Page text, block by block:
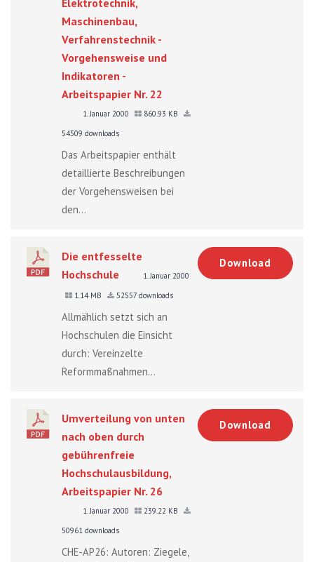
Maschinenbau,
Verfahrenstechnik -
Vorgehensweise und
Indikatoren -
Arbeitspapier Nr. 22
1. Januar 2000
860.93 KB
54509 downloads
Das Arbeitspapier enthält
detaillierte Beschreibungen
der Vorgehensweisen bei
den...
Die entfesselte
Hochschule
1. Januar 2000
1.14 MB
52557 downloads
Allmählich setzt sich an
Hochschulen die Einsicht
durch: Vereinzelte
Reformmaßnahmen...
Download
Umverteilung von unten
nach oben durch
gebührenfreie
Hochschulausbildung,
Arbeitspapier Nr. 26
1. Januar 2000
239.22 KB
50961 downloads
CHE-AP26: Autoren: Ziegele,
Download